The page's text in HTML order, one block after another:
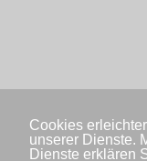
Cookies
unserer Dienste.
Dienste erklären